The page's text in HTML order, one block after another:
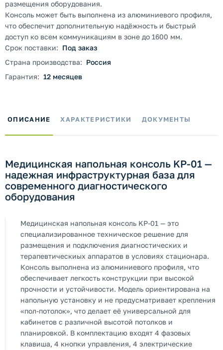
размещения оборудования.
Консоль может быть выполнена из алюминиевого профиля,
что обеспечит дополнительную надёжность и быстрый
доступ ко всем коммуникациям в зоне до 1600 мм.
Срок поставки: Под заказ
Страна производства: Россия
Гарантия: 12 месяцев
ОПИСАНИЕ ХАРАКТЕРИСТИКИ ДОКУМЕНТЫ
Медицинская напольная консоль KP-01 —
надежная инфраструктурная база для
современного диагностического
оборудования
Медицинская напольная консоль KP-01 — это
специализированное техническое решение для
размещения и подключения диагностических и
терапевтическиых аппаратов в условиях стационара.
Консоль выполнена из алюминиевого профиля, что
обеспечивает легкость конструкции при высокой
прочности и устойчивости. Модель ориентирована на
напольную установку и не предусматривает крепления
«пол-потолок», что делает её универсальной для
кабинетов с различной высотой потолков и
планировкой. В комплектацию входят 4 фазовых
клавиша, 4 кнопки управления, 4 электрические